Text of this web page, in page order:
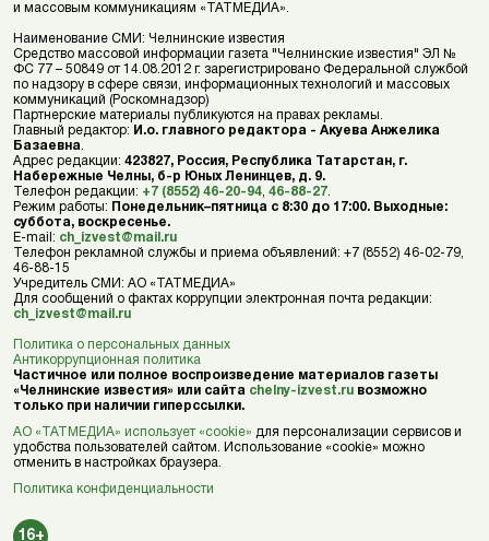
и массовым коммуникациям «ТАТМЕДИА».
Наименование СМИ: Челнинские известия
Средство массовой информации газета "Челнинские известия" ЭЛ №
ФС 77 – 50849 от 14.08.2012 г. зарегистрировано Федеральной службой
по надзору в сфере связи, информационных технологий и массовых
коммуникаций (Роскомнадзор)
Партнерские материалы публикуются на правах рекламы.
Главный редактор: И.о. главного редактора - Акуева Анжелика
Базаевна
Адрес редакции: 423827, Россия, Республика Татарстан, г.
Набережные Челны, б-р Юных Ленинцев, д. 9.
Телефон редакции: +7 (8552) 46-20-94 46-88-27
Режим работы: Понедельник–пятница с 8:30 до 17:00. Выходные:
суббота, воскресенье.
E-mail: ch_izvest@mail.ru
Телефон рекламной службы и приема объявлений: +7 (8552) 46-02-79,
46-88-15
Учредитель СМИ: АО «ТАТМЕДИА»
Для сообщений о фактах коррупции электронная почта редакции:
ch_izvest@mail.ru
Политика о персональных данных
Антикоррупционная политика
Частичное или полное воспроизведение материалов газеты
«Челнинские известия» или сайта chelny-izvest.ru возможно
только при наличии гиперссылки.
АО «ТАТМЕДИА» использует «cookie» для персонализации сервисов и
удобства пользователей сайтом. Использование «cookie» можно
отменить в настройках браузера.
Политика конфиденциальности
16+